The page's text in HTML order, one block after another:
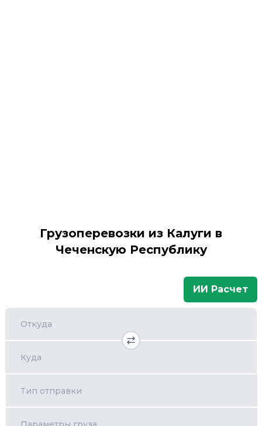
Грузоперевозки из Калуги в
Чеченскую Республику
ИИ Расчет
Откуда
Куда
Тип отправки